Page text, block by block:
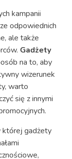
kampanii
odpowiednich
ale także
Gadżety
na to, aby
wizerunek
warto
się z innymi
której gadżety